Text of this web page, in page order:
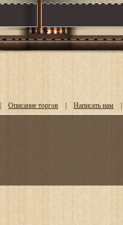
Описание торгов Написать нам